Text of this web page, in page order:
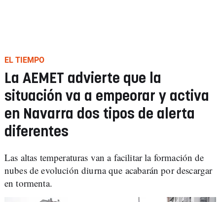
EL TIEMPO
La AEMET advierte que la
situación va a empeorar y activa
en Navarra dos tipos de alerta
diferentes
Las altas temperaturas van a facilitar la formación de
nubes de evolución diurna que acabarán por descargar
en tormenta.